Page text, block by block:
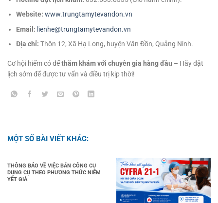
Website: www.trungtamytevandon.vn
Email: lienhe@trungtamytevandon.vn
Địa chỉ: Thôn 12, Xã Hạ Long, huyện Vân Đồn, Quảng Ninh.
Cơ hội hiếm có đểthăm khám với chuyên gia hàng đầu – Hãy đặt
lịch sớm để được tư vấn và điều trị kịp thời!
MỘT SỐ BÀI VIẾT KHÁC:
THÔNG BÁO VỀ VIỆC BÁN CÔNG CỤ
DỤNG CỤ THEO PHƯƠNG THỨC NIÊM
YẾT GIÁ